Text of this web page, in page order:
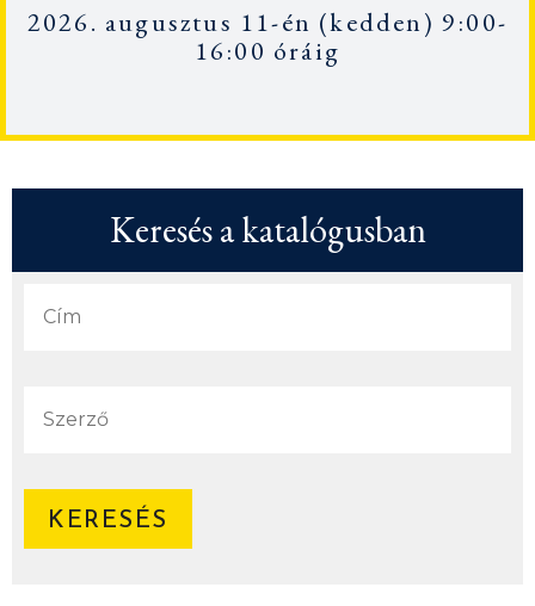
2026. augusztus 11-én (kedden) 9:00-
16:00 óráig
Keresés a katalógusban